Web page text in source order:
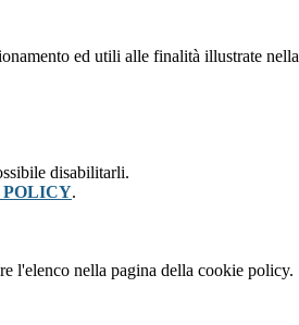
ed utili alle finalità illustrate nella
disabilitarli.
POLICY.
l'elenco nella pagina della cookie policy.